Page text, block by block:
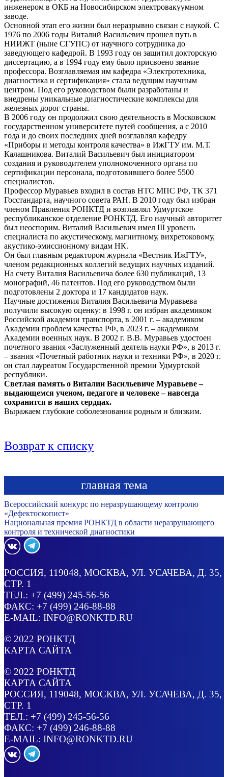
инженером в ОКБ на Новосибирском электровакуумном
заводе.
Основной этап его жизни был неразрывно связан с наукой. С
1976 по 2006 годы Виталий Васильевич прошел путь в
НИИЖТ (ныне СГУПС) от научного сотрудника до
заведующего кафедрой. В 1993 году он защитил докторскую
диссертацию, а в 1994 году ему было присвоено звание
профессора. Возглавляемая им кафедра «Электротехника,
диагностика и сертификация» стала ведущим научным
центром. Под его руководством были разработаны и
внедрены уникальные диагностические комплексы для
железных дорог страны.
В 2006 году он продолжил свою деятельность в Московском
государственном университете путей сообщения, а с 2010
года и до своих последних дней возглавлял кафедру
«Приборы и методы контроля качества» в ИжГТУ им. М.Т.
Калашникова. Виталий Васильевич был инициатором
создания и руководителем уполномоченного органа по
сертификации персонала, подготовившего более 5500
специалистов.
Профессор Муравьев входил в состав НТС МПС РФ, ТК 371
Госстандарта, научного совета РАН. В 2010 году был избран
членом Правления РОНКТД и возглавлял Удмуртское
республиканское отделение РОНКТД. Его научный авторитет
был неоспорим. Виталий Васильевич имел III уровень
специалиста по акустическому, магнитному, вихретоковому,
акустико-эмиссионному видам НК.
Он был главным редактором журнала «Вестник ИжГТУ»,
членом редакционных коллегий ведущих научных изданий.
На счету Виталия Васильевича более 630 публикаций, 13
монографий, 46 патентов. Под его руководством были
подготовлены 2 доктора и 17 кандидатов наук.
Научные достижения Виталия Васильевича Муравьева
получили высокую оценку: в 1998 г. он избран академиком
Российской академии транспорта, в 2001 г. – академиком
Академии проблем качества РФ, в 2023 г. – академиком
Академии военных наук. В 2002 г. В.В. Муравьев удостоен
почетного звания «Заслуженный деятель науки РФ», в 2013 г.
– звания «Почетный работник науки и техники РФ», в 2020 г.
он стал лауреатом Государственной премии Удмуртской
республики.
Светлая память о Виталии Васильевиче Муравьеве –
выдающемся ученом, педагоге и человеке – навсегда
сохранится в наших сердцах.
Выражаем глубокие соболезнования родным и близким.
Возврат к списку
главная тема
Всероссийский конкурс по неразрушающему контролю
«Дефектоскопист»
Национальная премия РОНКТД в области неразрушающего
контроля и технической диагностики
РОССИЯ, 119048, МОСКВА, УЛ. УСАЧЕВА, Д. 35,
СТР. 1
ТЕЛ.: +7 (499) 245-56-56
ФАКС: +7 (499) 246-88-88
E-MAIL: INFO@RONKTD.RU
© 2022 РОНКТД
КАРТА САЙТА
© 2022 РОНКТД
КАРТА САЙТА
РОССИЯ, 119048, МОСКВА, УЛ. УСАЧЕВА, Д. 35,
СТР. 1
ТЕЛ.: +7 (499) 245-56-56
ФАКС: +7 (499) 246-88-88
E-MAIL: INFO@RONKTD.RU